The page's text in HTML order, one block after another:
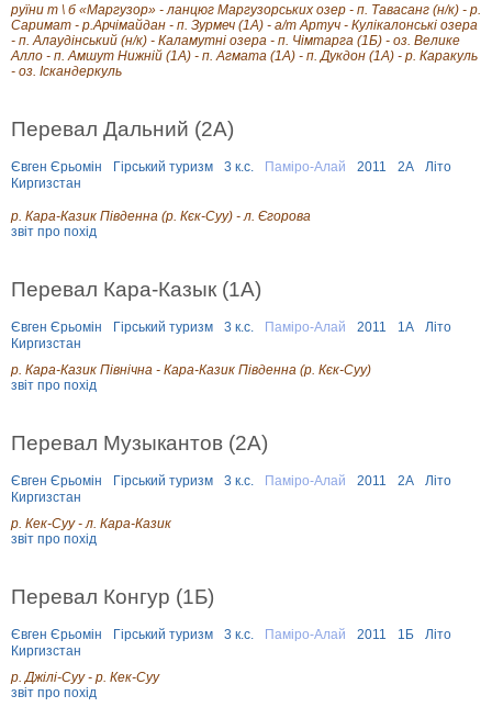
руїни т \ б «Маргузор» - ланцюг Маргузорських озер - п. Тавасанг (н/к) - р.
Саримат - р.Арчімайдан - п. Зурмеч (1А) - а/т Артуч - Кулікалонські озера
- п. Алаудінський (н/к) - Каламутні озера - п. Чімтарга (1Б) - оз. Велике
Алло - п. Амшут Нижній (1А) - п. Агмата (1А) - п. Дукдон (1А) - р. Каракуль
- оз. Іскандеркуль
Перевал Дальний (2А)
Євген Єрьомін Гірський туризм 3 к.с. Паміро-Алай 2011 2А
Літо
Киргизстан
р. Кара-Казик Південна (р. Кєк-Суу) - л. Єгорова
звіт про похід
Перевал Кара-Казык (1А)
Євген Єрьомін Гірський туризм 3 к.с. Паміро-Алай 2011 1А
Літо
Киргизстан
р. Кара-Казик Північна - Кара-Казик Південна (р. Кєк-Суу)
звіт про похід
Перевал Музыкантов (2А)
Євген Єрьомін Гірський туризм 3 к.с. Паміро-Алай 2011 2А
Літо
Киргизстан
р. Кек-Суу - л. Кара-Казик
звіт про похід
Перевал Конгур (1Б)
Євген Єрьомін Гірський туризм 3 к.с. Паміро-Алай 2011 1Б
Літо
Киргизстан
р. Джілі-Суу - р. Кек-Суу
звіт про похід